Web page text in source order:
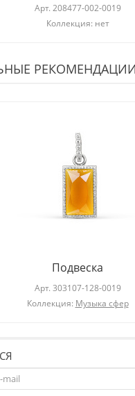
Арт. 208477-002-0019
Коллекция: нет
РЕКОМЕНДАЦИИ
Подвеска
Арт. 303107-128-0019
Коллекция: Музыка сфер